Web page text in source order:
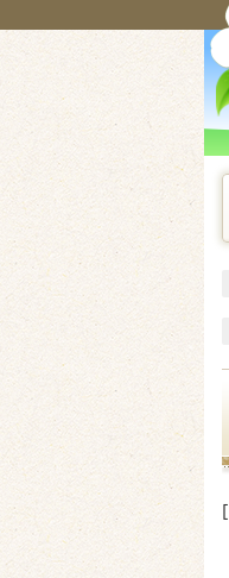
ここから本文です